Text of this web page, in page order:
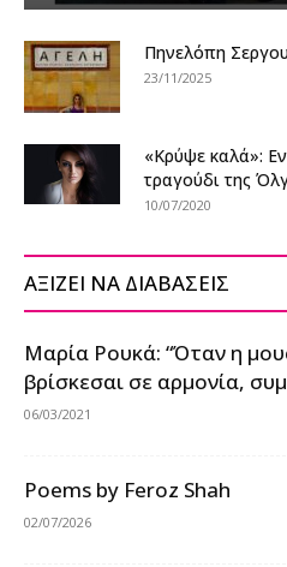
Πηνελόπη
23/11/2025
«Κρύψε καλά»:
τραγούδι της
10/07/2020
ΑΞΙΖΕΙ ΝΑ ΔΙΑΒΑΣΕΙΣ
Μαρία Ρουκά: “Όταν η
βρίσκεσαι σε αρμονία,
06/03/2021
Poems by Feroz Shah
02/07/2026